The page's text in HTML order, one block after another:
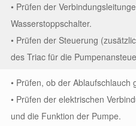
• Prüfen der
Wasserstoppschalter.
• Prüfen der Steuerung
des Triac für die
• Prüfen, ob der Ablaufschlauch
• Prüfen der elektrischen
und die Funktion der Pumpe.